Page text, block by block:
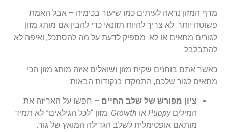
מדף המזון נראה לעיתים כמו שיעור בכימיה – אבל האמת
פשוטה יותר. לא צריך להיות תזונאי כדי להבין אם מותג מזון
לגורים מתאים או לא. מספיק לדעת על מה להסתכל, ואיפה לא
להתבלבל.
כאשר אתם בוחנים שקית מזון ושואלים איזה מותג מזון הכי
מתאים לגור שלכם, התמקדו בנקודות הבאות:
ציון מפורש של שלב החיים – חפשו על האריזה את
המיליםPuppy או Growth. מזון “לכל הגילאים” לא תמיד
מותאם אופטימלית לשלב הגדילה המואץ של גור.